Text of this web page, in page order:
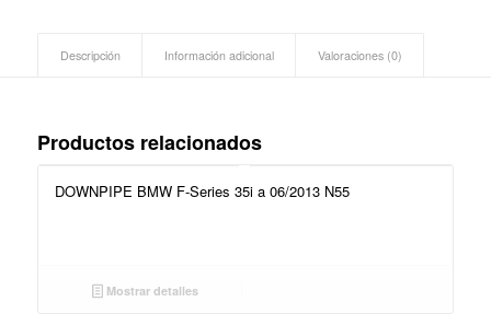
Descripción Información adicional Valoraciones (0)
Productos relacionados
DOWNPIPE BMW F-Series 35i a 06/2013 N55
Mostrar detalles